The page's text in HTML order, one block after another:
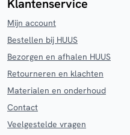
Klantenservice
Mijn account
Bestellen bij HUUS
Bezorgen en afhalen HUUS
Retourneren en klachten
Materialen en onderhoud
Contact
Veelgestelde vragen